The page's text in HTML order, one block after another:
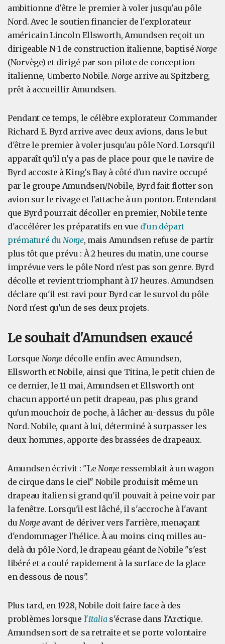
ambitionne d'être le premier à voler jusqu'au pôle
Nord. Avec le soutien financier de l'explorateur
américain Lincoln Ellsworth, Amundsen reçoit un
dirigeable N-1 de construction italienne, baptiséNorge
(Norvège) et dirigé par son pilote de conception
italienne, Umberto Nobile. Norge arrive au Spitzberg,
prêt à accueillir Amundsen.
Pendant ce temps, le célèbre explorateur Commander
Richard E. Byrd arrive avec deux avions, dans le but
d'être le premier à voler jusqu'au pôle Nord. Lorsqu'il
apparaît qu'il n'y a pas de place pour que le navire de
Byrd accoste à King's Bay à côté d'un navire occupé
par le groupe Amundsen/Nobile, Byrd fait flotter son
avion sur le rivage et l'attache à un ponton. Entendant
que Byrd pourrait décoller en premier, Nobile tente
d'accélérer les préparatifs en vue d'un départ
prématuré duNorge, mais Amundsen refuse de partir
plus tôt que prévu : À 2 heures du matin, une course
imprévue vers le pôle Nord n'est pas son genre. Byrd
décolle et revient triomphant à 17 heures. Amundsen
déclare qu'il est ravi pour Byrd car le survol du pôle
Nord n'est qu'un de ses deux projets.
Le souhait d'Amundsen exaucé
Lorsque Norge décolle enfin avec Amundsen,
Ellsworth et Nobile, ainsi que Titina, le petit chien de
ce dernier, le 11 mai, Amundsen et Ellsworth ont
chacun apporté un petit drapeau, pas plus grand
qu'un mouchoir de poche, à lâcher au-dessus du pôle
Nord. Nobile, quant à lui, déterminé à surpasser les
deux hommes, apporte des brassées de drapeaux.
Amundsen écrivit : "LeNorgeressemblait à un wagon
de cirque dans le ciel" Nobile produisit même un
drapeau italien si grand qu'il pouvait à peine voir par
la fenêtre. Lorsqu'il est lâché, il s'accroche à l'avant
duNorgeavant de dériver vers l'arrière, menaçant
d'endommager l'hélice. À au moins cinq milles au-
delà du pôle Nord, le drapeau géant de Nobile "s'est
libéré et a coulé rapidement à la surface de la glace
en dessous de nous".
Plus tard, en 1928, Nobile doit faire face à des
problèmes lorsque l'Italia s'écrase dans l'Arctique.
Amundsen sort de sa retraite et se porte volontaire